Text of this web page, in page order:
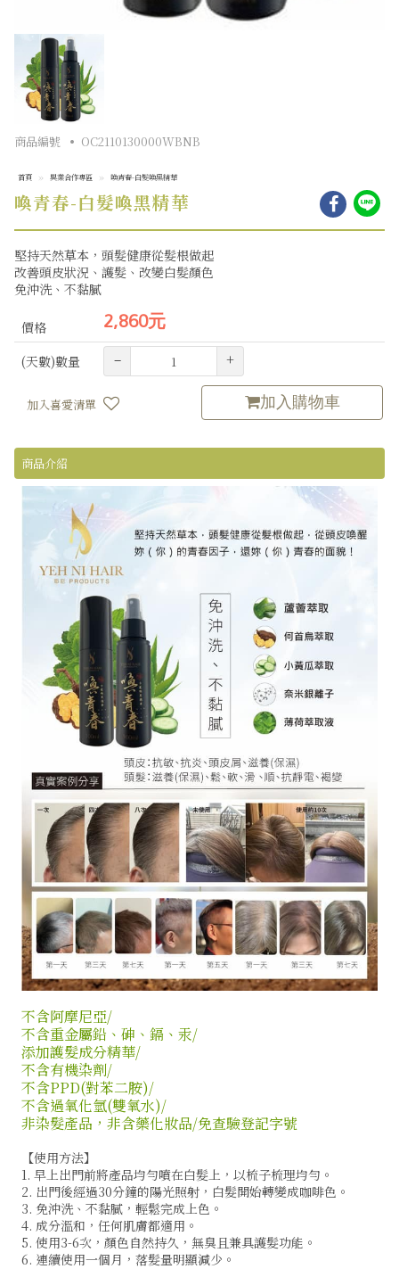
商品編號 OC2110130000WBNB
首頁 異業合作專區 喚青春-白髮喚黑精華
喚青春-白髮喚黑精華
分
享
到
分
享
到
堅持天然草本，頭髮健康從髮根做起
改善頭皮狀況、護髮、改變白髮顏色
免沖洗、不黏膩
價格 2,860元
(天數)數量 – +
加入喜愛清單 加入購物車
商品介紹
不含阿摩尼亞/
不含重金屬鉛、砷、鎘、汞/
添加護髮成分精華/
不含有機染劑/
不含PPD(對苯二胺)/
不含過氧化氫(雙氧水)/
非染髮產品，非含藥化妝品/免查驗登記字號
【使用方法】
1. 早上出門前將產品均勻噴在白髮上，以梳子梳理均勻。
2. 出門後經過30分鐘的陽光照射，白髮開始轉變成咖啡色。
3. 免沖洗、不黏膩，輕鬆完成上色。
4. 成分溫和，任何肌膚都適用。
5. 使用3-6次，顏色自然持久，無臭且兼具護髮功能。
6. 連續使用一個月，落髮量明顯減少。